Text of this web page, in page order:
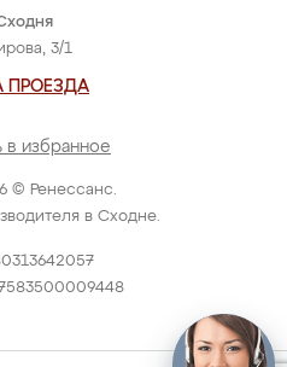
© Ренессанс.
в Сходне.
3/1
ПРОЕЗДА
в избранное